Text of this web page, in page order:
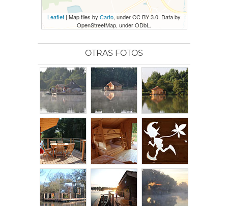
Leaflet | Map tiles by Carto, under CC BY 3.0. Data by
OpenStreetMap, under ODbL.
OTRAS FOTOS